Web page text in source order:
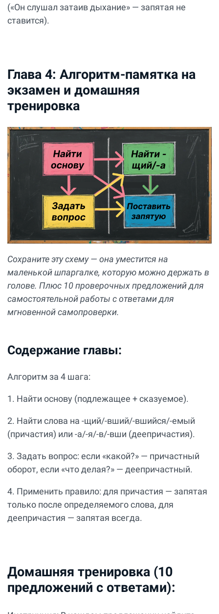
(«Он слушал затаив дыхание» — запятая не
ставится).
Глава 4: Алгоритм-памятка на
экзамен и домашняя
тренировка
Сохраните эту схему — она уместится на
маленькой шпаргалке, которую можно держать в
голове. Плюс 10 проверочных предложений для
самостоятельной работы с ответами для
мгновенной самопроверки.
Содержание главы:
Алгоритм за 4 шага:
1. Найти основу (подлежащее + сказуемое).
2. Найти слова на -щий/-вший/-вшийся/-емый
(причастия) или -а/-я/-в/-вши (деепричастия).
3. Задать вопрос: если «какой?» — причастный
оборот, если «что делая?» — деепричастный.
4. Применить правило: для причастия — запятая
только после определяемого слова, для
деепричастия — запятая всегда.
Домашняя тренировка (10
предложений с ответами):